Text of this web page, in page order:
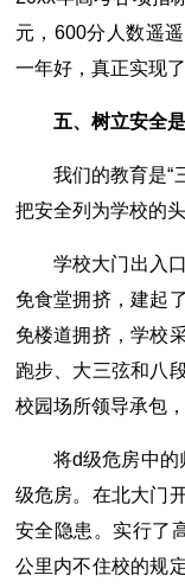
元，600分人数遥
一年好，真正实现
五、树立安全
我们的教育是“
把安全列为学校的
学校大门出入
免食堂拥挤，建起
免楼道拥挤，学校
跑步、大三弦和八
校园场所领导承包
将d级危房中的
级危房。在北大门
安全隐患。实行了
公里内不住校的规